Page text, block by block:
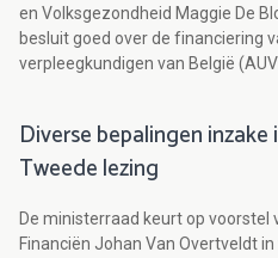
en Volksgezondheid Maggie De
besluit goed over de financiering
verpleegkundigen van België
Diverse bepalingen
Tweede lezing
De ministerraad keurt op voorstel
Financiën Johan Van Overtveldt